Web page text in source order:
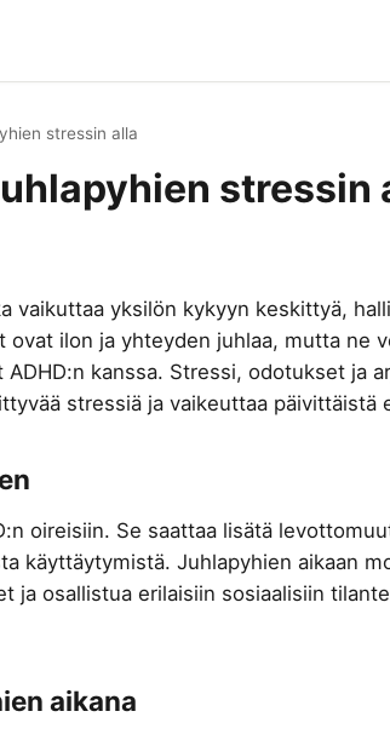
stressin alla
stressin
vaikuttaa yksilön kykyyn keskittyä,
ovat ilon ja yhteyden juhlaa, mutta ne
kanssa. Stressi, odotukset ja
stressiä ja vaikeuttaa päivittäistä
oireisiin. Se saattaa lisätä
käyttäytymistä. Juhlapyhien aikaan
ja osallistua erilaisiin sosiaalisiin
aikana